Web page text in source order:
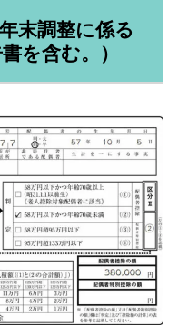
末調整に係る
を含む。）